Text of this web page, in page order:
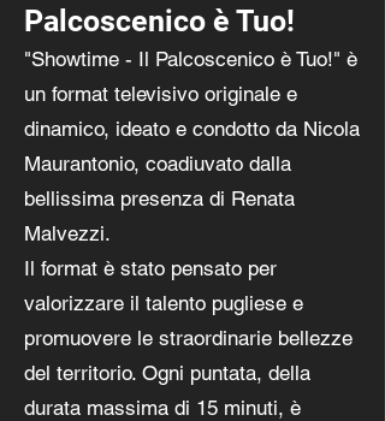
Palcoscenico è Tuo!
"Showtime - Il Palcoscenico è Tuo!" è
un format televisivo originale e
dinamico, ideato e condotto da Nicola
Maurantonio, coadiuvato dalla
bellissima presenza di Renata
Malvezzi.
Il format è stato pensato per
valorizzare il talento pugliese e
promuovere le straordinarie bellezze
del territorio. Ogni puntata, della
durata massima di 15 minuti, è